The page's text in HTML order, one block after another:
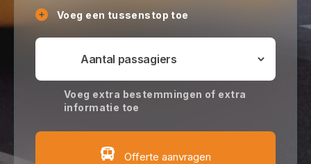
Voeg een tussenstop toe
Voeg extra bestemmingen of extra
informatie toe
Offerte aanvragen